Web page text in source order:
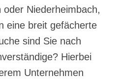
Niederheimbach,
eine breit gefächerte
sind Sie nach
Hierbei
Unternehmen